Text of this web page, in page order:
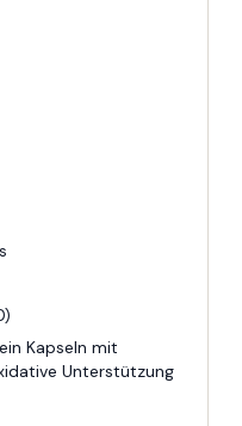
Kapseln mit
Unterstützung